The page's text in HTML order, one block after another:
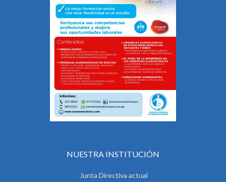
NUESTRA INSTITUCIÓN
Junta Directiva actual